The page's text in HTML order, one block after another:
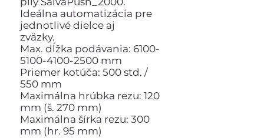
Ideálna automatizácia pre
jednotlivé dielce aj
zväzky.
Max. dĺžka podávania: 6100-
5100-4100-2500 mm
Priemer kotúča: 500 std. /
550 mm
Maximálna hrúbka rezu: 120
mm (š. 270 mm)
Maximálna šírka rezu: 300
mm (hr. 95 mm)